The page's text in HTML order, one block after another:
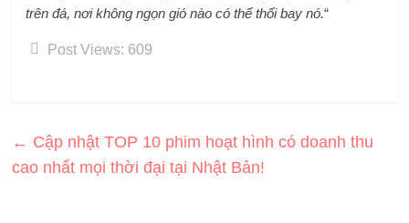
trên đá, nơi không ngọn gió nào có thể thổi bay nó.“
Post Views: 609
← Cập nhật TOP 10 phim hoạt hình có doanh thu
cao nhất mọi thời đại tại Nhật Bản!